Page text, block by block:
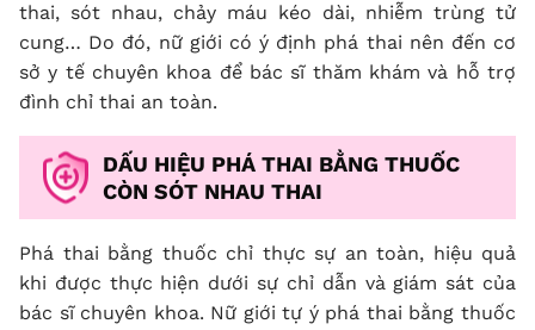
thai, sót nhau, chảy máu kéo dài, nhiễm trùng tử
cung… Do đó, nữ giới có ý định phá thai nên đến cơ
sở y tế chuyên khoa để bác sĩ thăm khám và hỗ trợ
đình chỉ thai an toàn.
DẤU HIỆU PHÁ THAI BẰNG THUỐC
CÒN SÓT NHAU THAI
Phá thai bằng thuốc chỉ thực sự an toàn, hiệu quả
khi được thực hiện dưới sự chỉ dẫn và giám sát của
bác sĩ chuyên khoa. Nữ giới tự ý phá thai bằng thuốc